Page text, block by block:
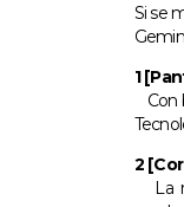
Si se
1
Con
2
La